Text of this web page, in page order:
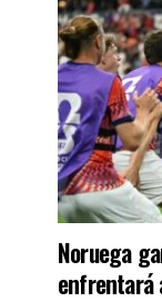
Noruega
enfrentará